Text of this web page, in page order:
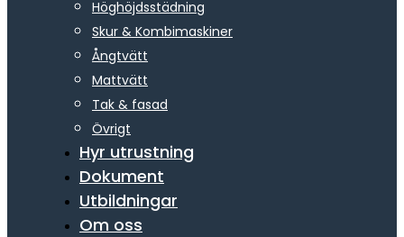
Höghöjdsstädning
Skur & Kombimaskiner
Ångtvätt
Mattvätt
Tak & fasad
Övrigt
Hyr utrustning
Dokument
Utbildningar
Om oss